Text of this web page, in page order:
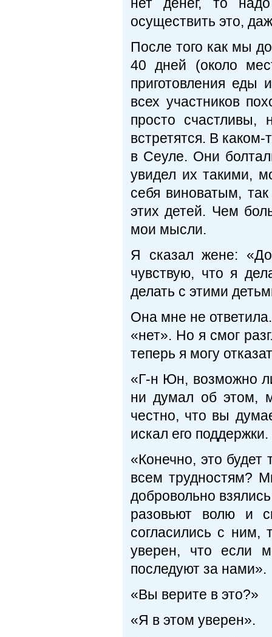
осуществить это,
После того как мы
40 дней (около
приготовления еды
всех участников
просто счастливы,
встретятся. В
в Сеуле. Они
увидел их такими,
себя виноватым,
этих детей. Чем
мои мысли.
Я сказал жене:
чувствую, что я
делать с этими
Она мне не
«нет». Но я смог
теперь я могу
«Г-н Юн, возможно
ни думал об этом,
честно, что вы
искал его поддержки.
«Конечно, это
всем трудностям?
добровольно
разовьют волю и
согласились с ним,
уверен, что если
последуют за нами».
«Вы верите в это?»
«Я в этом уверен».